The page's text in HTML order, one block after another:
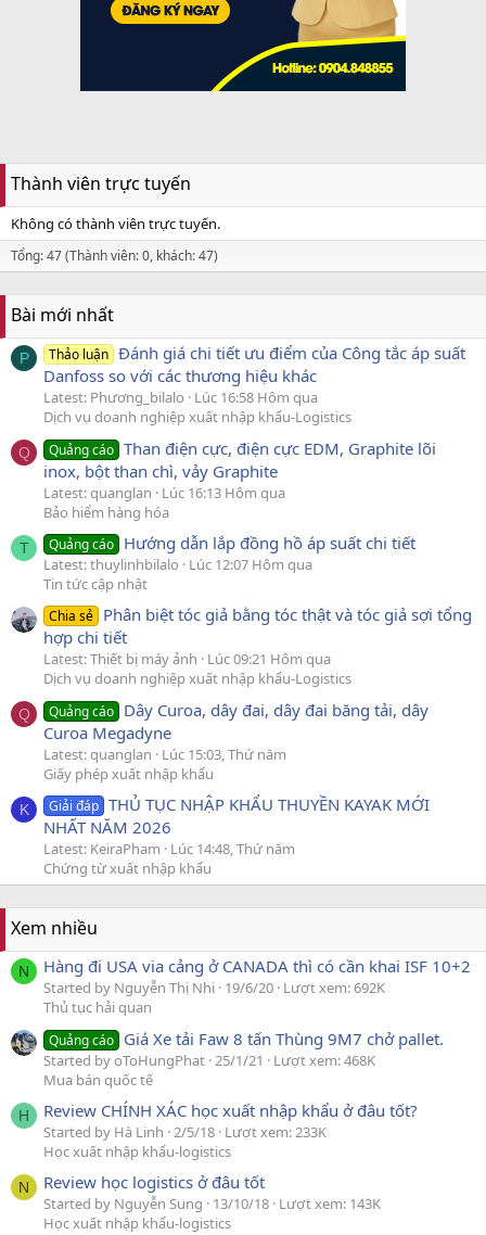
Thành viên trực tuyến
Không có thành viên trực tuyến.
Tổng: 47 (Thành viên: 0, khách: 47)
Bài mới nhất
P Thảo luận Đánh giá chi tiết ưu điểm của Công tắc áp suất
Danfoss so với các thương hiệu khác
Latest: Phương_bilalo
Lúc 16:58 Hôm qua
Dịch vụ doanh nghiệp xuất nhập khẩu-Logistics
Q Quảng cáo Than điện cực, điện cực EDM, Graphite lõi
inox, bột than chì, vảy Graphite
Latest: quanglan
Lúc 16:13 Hôm qua
Bảo hiểm hàng hóa
T Quảng cáo Hướng dẫn lắp đồng hồ áp suất chi tiết
Latest: thuylinhbilalo
Lúc 12:07 Hôm qua
Tin tức cập nhật
Chia sẻ Phân biệt tóc giả bằng tóc thật và tóc giả sợi tổng
hợp chi tiết
Latest: Thiết bị máy ảnh
Lúc 09:21 Hôm qua
Dịch vụ doanh nghiệp xuất nhập khẩu-Logistics
Q Quảng cáo Dây Curoa, dây đai, dây đai băng tải, dây
Curoa Megadyne
Latest: quanglan
Lúc 15:03, Thứ năm
Giấy phép xuất nhập khẩu
K Giải đáp THỦ TỤC NHẬP KHẨU THUYỀN KAYAK MỚI
NHẤT NĂM 2026
Latest: KeiraPham
Lúc 14:48, Thứ năm
Chứng từ xuất nhập khẩu
Xem nhiều
N Hàng đi USA via cảng ở CANADA thì có cần khai ISF 10+2
Started by Nguyễn Thị Nhi 19/6/20 Lượt xem: 692K
Thủ tục hải quan
Quảng cáo Giá Xe tải Faw 8 tấn Thùng 9M7 chở pallet.
Started by oToHungPhat 25/1/21
Lượt xem: 468K
Mua bán quốc tế
H Review CHÍNH XÁC học xuất nhập khẩu ở đâu tốt?
Started by Hà Linh 2/5/18 Lượt xem: 233K
Học xuất nhập khẩu-logistics
N Review học logistics ở đâu tốt
Started by Nguyễn Sung 13/10/18 Lượt xem: 143K
Học xuất nhập khẩu-logistics